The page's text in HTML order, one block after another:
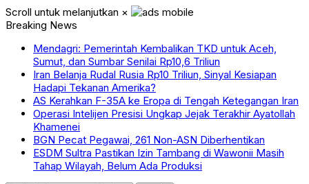
Scroll untuk melanjutkan ×
Breaking News
Mendagri: Pemerintah Kembalikan TKD untuk Aceh,
Sumut, dan Sumbar Senilai Rp10,6 Triliun
Iran Belanja Rudal Rusia Rp10 Triliun, Sinyal Kesiapan
Hadapi Tekanan Amerika?
AS Kerahkan F-35A ke Eropa di Tengah Ketegangan Iran
Operasi Intelijen Presisi Ungkap Jejak Terakhir Ayatollah
Khamenei
BGN Pecat Pegawai, 261 Non-ASN Diberhentikan
ESDM Sultra Pastikan Izin Tambang di Wawonii Masih
Tahap Wilayah, Belum Ada Produksi